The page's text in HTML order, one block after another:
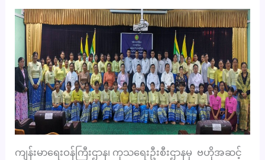
ကျန်းမာရေးဝန်ကြီးဌာန၊ ကုသရေးဦးစီးဌာနမှ ဗဟိုအဆင့်